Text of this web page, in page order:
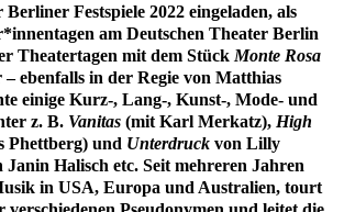
Festspiele 2022 eingeladen, als
am Deutschen Theater Berlin
Theatertagen mit dem Stück Monte Rosa
– ebenfalls in der Regie von Matthias
einige Kurz-, Lang-, Kunst-, Mode- und
z. B. Vanitas (mit Karl Merkatz), High
Phettberg) und Unterdruck von Lilly
Halisch etc. Seit mehreren Jahren
in USA, Europa und Australien, tourt